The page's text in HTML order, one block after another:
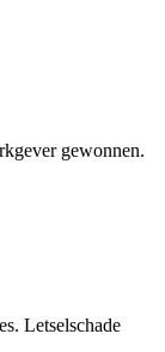
gewonnen.
Letselschade